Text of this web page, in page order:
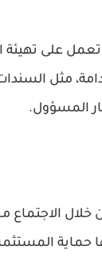
على تهيئة
مثل
المسؤول.
الاجتماع
حماية